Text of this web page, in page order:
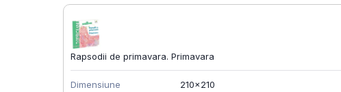
Rapsodii de primavara. Primavara
Dimensiune 210x210